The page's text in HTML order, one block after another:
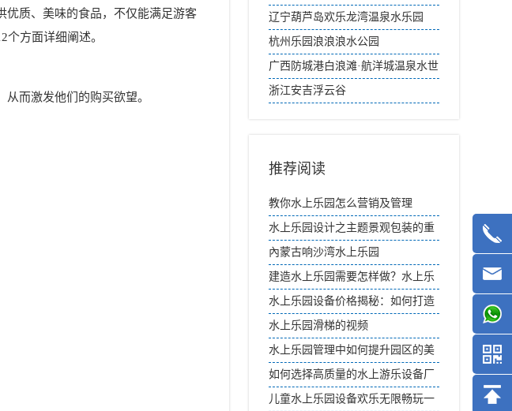
优质、美味的食品，不仅能满足游客
方面详细阐述。
而激发他们的购买欲望。
辽宁葫芦岛欢乐龙湾温泉水乐园
杭州乐园浪浪浪水公园
广西防城港白浪滩·航洋城温泉水世
界
浙江安吉浮云谷
推荐阅读
教你水上乐园怎么营销及管理
水上乐园设计之主题景观包装的重
要性
內蒙古响沙湾水上乐园
建造水上乐园需要怎样做？水上乐
园建造
水上乐园设备价格揭秘：如何打造
高性价比水上游乐场
水上乐园滑梯的视频
水上乐园管理中如何提升园区的美
食和餐饮体验？
如何选择高质量的水上游乐设备厂
家
儿童水上乐园设备欢乐无限畅玩一